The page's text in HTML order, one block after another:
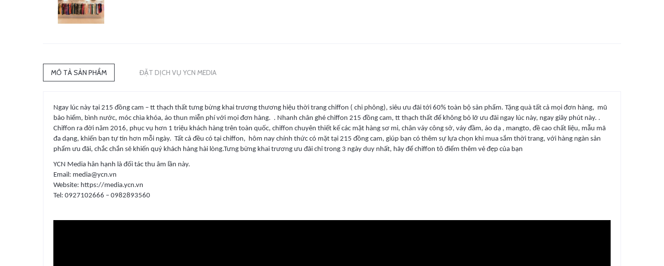
MÔ TẢ SẢN PHẨM ĐẶT DỊCH VỤ YCN MEDIA
Ngay lúc này tại 215 đồng cam – tt thạch thất tưng bừng khai trương thương hiệu thời trang chiffon ( chi phông), siêu ưu đãi tới 60% toàn bộ sản phẩm. Tặng quà tất cả mọi đơn hàng, mũ
bảo hiểm, bình nước, móc chìa khóa, áo thun miễn phí với mọi đơn hàng. . Nhanh chân ghé chiffon 215 đồng cam, tt thạch thất để không bỏ lỡ ưu đãi ngay lúc này, ngay giây phút này. .
Chiffon ra đời năm 2016, phục vụ hơn 1 triệu khách hàng trên toàn quốc, chiffon chuyên thiết kế các mặt hàng sơ mi, chân váy công sở, váy đầm, áo dạ , mangto, đề cao chất liệu, mẫu mã
đa dạng, khiến bạn tự tin hơn mỗi ngày. Tất cả đều có tại chiffon, hôm nay chính thức có mặt tại 215 đồng cam, giúp bạn có thêm sự lựa chọn khi mua sắm thời trang, với hàng ngàn sản
phẩm ưu đãi, chắc chắn sẽ khiến quý khách hàng hài lòng.Tưng bừng khai trương ưu đãi chỉ trong 3 ngày duy nhất, hãy để chiffon tô điểm thêm vẻ đẹp của bạn
YCN Media hân hạnh là đối tác thu âm lần này.
Email: media@ycn.vn
Website: https://media.ycn.vn
Tel: 0927102666 – 0982893560